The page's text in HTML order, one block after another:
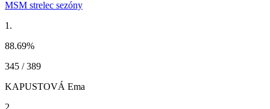
MSM strelec sezóny
1.
88.69%
345 / 389
KAPUSTOVÁ Ema
2.